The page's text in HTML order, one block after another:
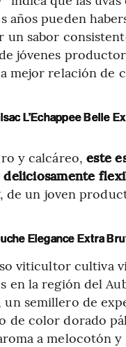
años pueden
un sabor
jóvenes
mejor relación de
L’Echappee Belle
y calcáreo,este
, de un joven
Elegance Extra
viticultor cultiva
en la región del
un semillero de
de color dorado
a melocotón